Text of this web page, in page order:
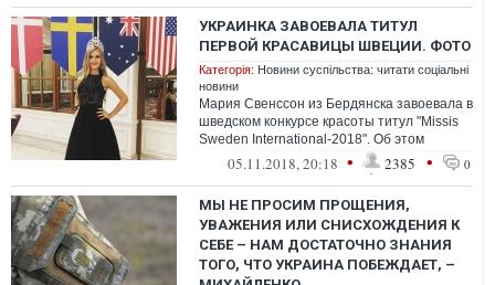
УКРАИНКА ЗАВОЕВАЛА ТИТУЛ
ПЕРВОЙ КРАСАВИЦЫ ШВЕЦИИ. ФОТО
Категорія: Новини суспільства: читати соціальні
новини
Мария Свенссон из Бердянска завоевала в
шведском конкурсе красоты титул "Missis
Sweden International-2018". Об этом
сообщает онлайн издание Pro Berdya...
05.11.2018, 20:18 • 2385 • 0
МЫ НЕ ПРОСИМ ПРОЩЕНИЯ,
УВАЖЕНИЯ ИЛИ СНИСХОЖДЕНИЯ К
СЕБЕ – НАМ ДОСТАТОЧНО ЗНАНИЯ
ТОГО, ЧТО УКРАИНА ПОБЕЖДАЕТ, –